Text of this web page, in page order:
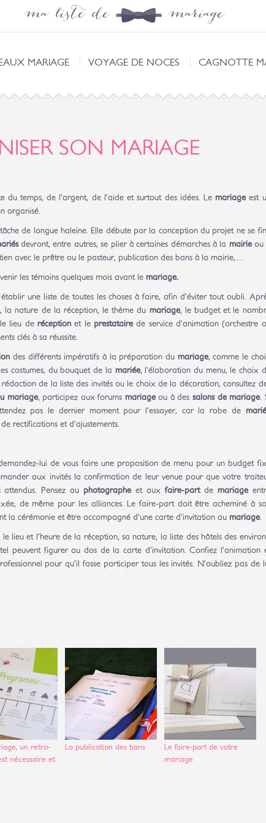
ma liste de mariage
MARIAGE VOYAGE DE NOCES CAGNOTTE
SON MARIAGE
du temps, de l’argent, de l’aide et surtout des idées. Le mariage est
organisé.
de longue haleine. Elle débute par la conception du projet ne se
devront, entre autres, se plier à certaines démarches à la mairieou
avec le prêtre ou le pasteur, publication des bans à la mairie,…
les témoins quelques mois avant le mariage.
une liste de toutes les choses à faire, afin d’éviter tout oubli.
, la nature de la réception, le thème du mariage, le budget et le
lieu de réceptionet le prestatairede service d’animation (orchestre
clés à sa réussite.
des différents impératifs à la préparation du mariage, comme le
costumes, du bouquet de la mariée, l’élaboration du menu, le choix
de la liste des invités ou le choix de la décoration, consultez
mariage, participez aux forums mariageou à des salons de mariage.
pas le dernier moment pour l’essayer, car la robe de
rectifications et d’ajustements.
lui de vous faire une proposition de menu pour un budget
aux invités la confirmation de leur venue pour que votre
attendus. Pensez au photographe et auxfaire-partde mariage
de même pour les alliances. Le faire-part doit être acheminé à
la cérémonie et être accompagné d’une carte d’invitation au mariage.
lieu et l’heure de la réception, sa nature, la liste des hôtels des
peuvent figurer au dos de la carte d’invitation. Confiez l’animation
pour qu’il fasse participer tous les invités. N’oubliez pas de
un retro-
nécessaire et
La publication des bans
Le faire-part de votre
mariage